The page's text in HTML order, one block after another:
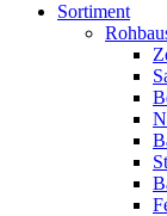
Sortiment